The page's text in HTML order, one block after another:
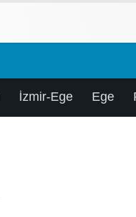
İzmir-Ege Ege